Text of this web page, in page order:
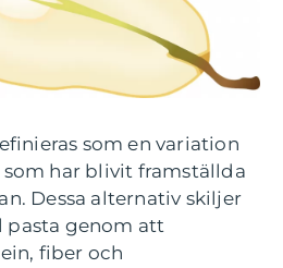
som en variation
har blivit framställda
Dessa alternativ skiljer
pasta genom att
fiber och